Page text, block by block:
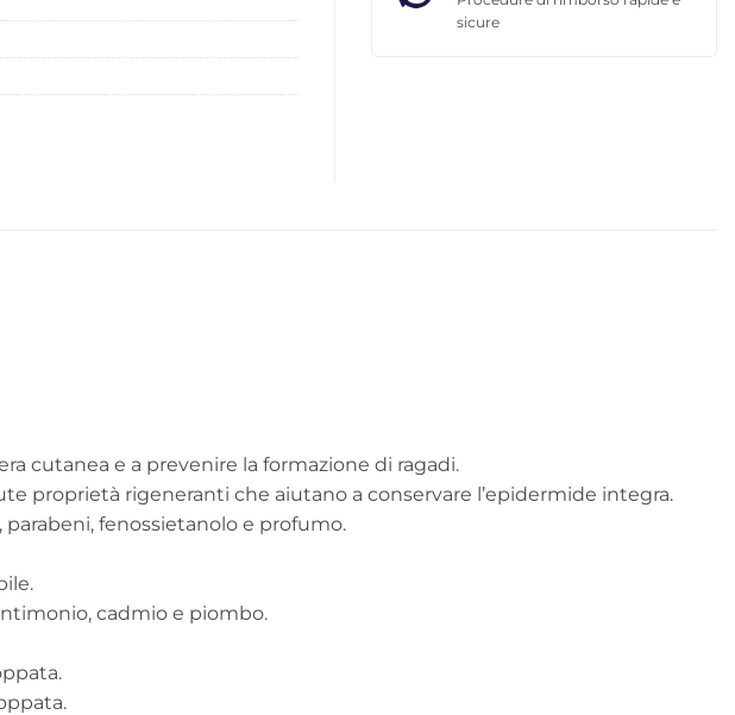
sicure
cutanea e a prevenire la formazione di ragadi.
proprietà rigeneranti che aiutano a conservare l’epidermide integra.
parabeni, fenossietanolo e profumo.
cadmio e piombo.